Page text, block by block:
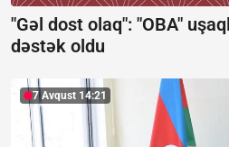
"Gəl dost olaq": "OBA"
dəstək oldu
7 Avqust 14:21